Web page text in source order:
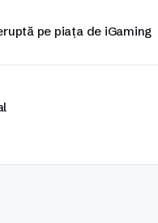
pe piața de iGaming